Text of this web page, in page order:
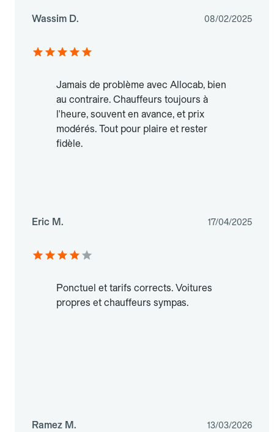
Wassim D. 08/02/2025
Jamais de problème avec Allocab, bien
au contraire. Chauffeurs toujours à
l'heure, souvent en avance, et prix
modérés. Tout pour plaire et rester
fidèle.
Eric M. 17/04/2025
Ponctuel et tarifs corrects. Voitures
propres et chauffeurs sympas.
Ramez M. 13/03/2026